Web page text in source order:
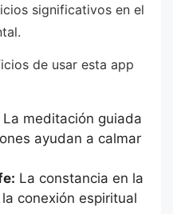
significativos en el
de usar esta app
La meditación guiada
ayudan a calmar
La constancia en la
conexión espiritual